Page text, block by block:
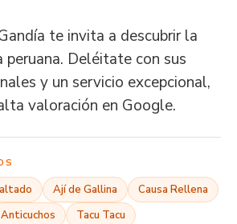
te invita a descubrir la
peruana. Deléitate con sus
y un servicio excepcional,
valoración en Google.
Ají de Gallina
Causa Rellena
Anticuchos Tacu Tacu